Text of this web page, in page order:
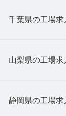
千葉県の工場求
山梨県の工場求
静岡県の工場求